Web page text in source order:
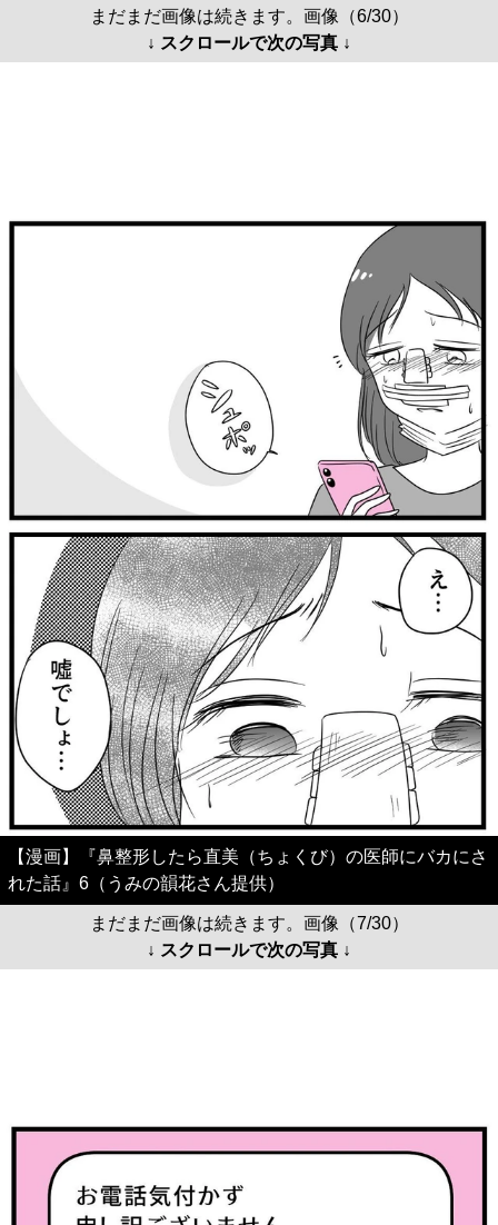
まだまだ画像は続きます。画像（6/30）
↓ スクロールで次の写真 ↓
【漫画】『鼻整形したら直美（ちょくび）の医師にバカにさ
れた話』6（うみの韻花さん提供）
まだまだ画像は続きます。画像（7/30）
↓ スクロールで次の写真 ↓